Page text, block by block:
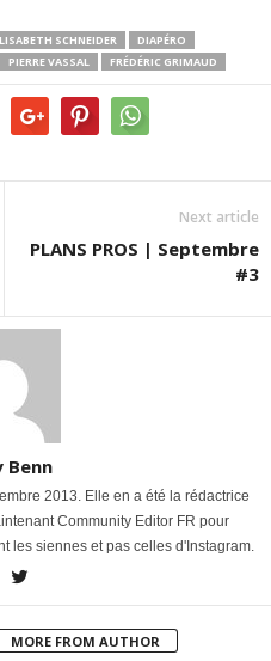
SCHNEIDER
DIAPÉRO
PIERRE VASSAL FRÉDÉRIC GRIMAUD
Next article
PLANS PROS | Septembre
#3
Benn
2013. Elle en a été la rédactrice
Community Editor FR pour
les siennes et pas celles d'Instagram.
MORE FROM AUTHOR